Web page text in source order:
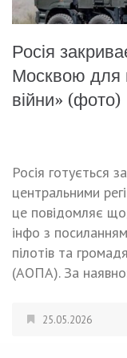
Росія
Москвою для
війни» (фото)
Росія готується
центральними
це повідомляє
інфо з
пілотів та
(АОПА). За
25.05.2026